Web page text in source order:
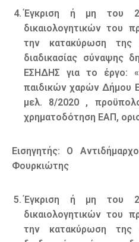
Έγκριση ή μη του 2
δικαιολογητικών του
την κατακύρωση της
διαδικασίας σύναψης
ΕΣΗΔΗΣ για το έργο:
παιδικών χαρών Δήμου
μελ. 8/2020 ,
χρηματοδότηση ΕΑΠ,
Εισηγητής: Ο
Φουρκιώτης
Έγκριση ή μη του 2
δικαιολογητικών του
την κατακύρωση της